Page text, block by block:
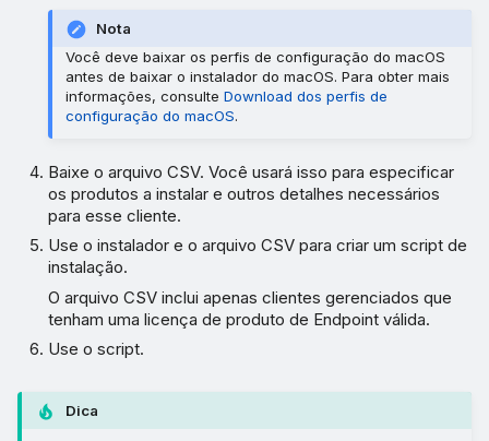
Nota
Você deve baixar os perfis de configuração do macOS
antes de baixar o instalador do macOS. Para obter mais
informações, consulteDownload dos perfis de
configuração do macOS.
Baixe o arquivo CSV. Você usará isso para especificar
os produtos a instalar e outros detalhes necessários
para esse cliente.
Use o instalador e o arquivo CSV para criar um script de
instalação.
O arquivo CSV inclui apenas clientes gerenciados que
tenham uma licença de produto de Endpoint válida.
Use o script.
Dica